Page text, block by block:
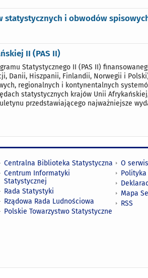
statystycznych i obwodów
II (PAS II)
Statystycznego II (PAS II)
Danii, Hiszpanii, Finlandii, Norwegii i
regionalnych i kontynentalnych
statystycznych krajów Unii
przedstawiającego najważniejsze
Centralna Biblioteka Statystyczna
Centrum Informatyki
Statystycznej
Rada Statystyki
Rządowa Rada Ludnościowa
Polskie Towarzystwo Statystyczne
O
Mapa
RSS